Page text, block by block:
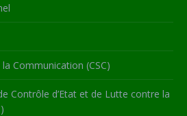
Communication (CSC)
Contrôle d’Etat et de Lutte contre la